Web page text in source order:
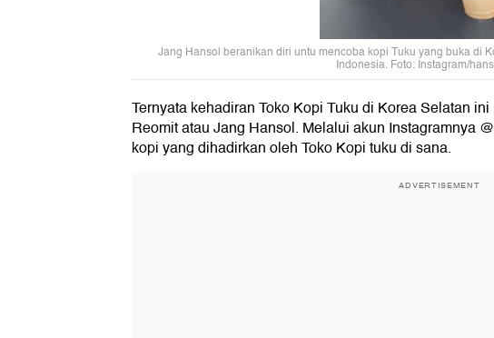
Jang Hansol beranikan diri untu mencoba kopi Tuku yang buka di
Indonesia. Foto: Instagram/
Ternyata kehadiran Toko Kopi Tuku di Korea Selatan
Reomit atau Jang Hansol. Melalui akun Instagramnya
kopi yang dihadirkan oleh Toko Kopi tuku di sana.
ADVERTISEMENT